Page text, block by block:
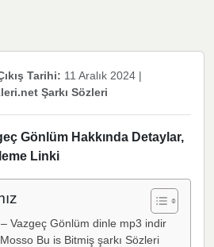
Tarihi: 11 Aralık 2024 |
Şarkı Sözleri
Gönlüm Hakkında Detaylar,
Linki
Vazgeç Gönlüm dinle mp3 indir
Bu is Bitmiş şarkı Sözleri